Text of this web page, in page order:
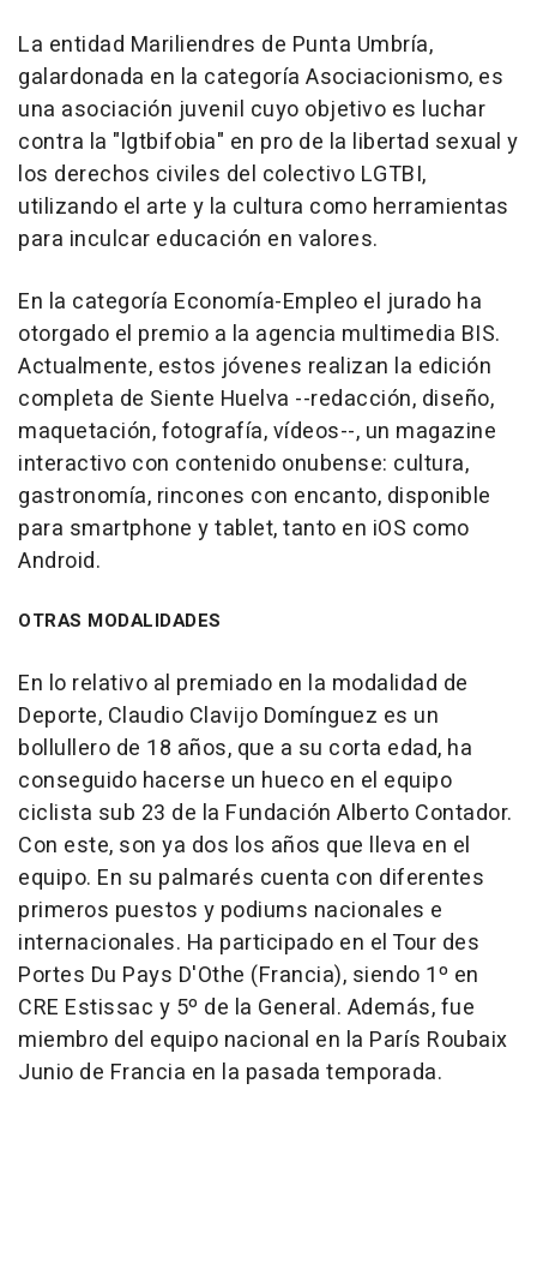
La entidad Mariliendres de Punta Umbría,
galardonada en la categoría Asociacionismo, es
una asociación juvenil cuyo objetivo es luchar
contra la "lgtbifobia" en pro de la libertad sexual y
los derechos civiles del colectivo LGTBI,
utilizando el arte y la cultura como herramientas
para inculcar educación en valores.
En la categoría Economía-Empleo el jurado ha
otorgado el premio a la agencia multimedia BIS.
Actualmente, estos jóvenes realizan la edición
completa de Siente Huelva --redacción, diseño,
maquetación, fotografía, vídeos--, un magazine
interactivo con contenido onubense: cultura,
gastronomía, rincones con encanto, disponible
para smartphone y tablet, tanto en iOS como
Android.
OTRAS MODALIDADES
En lo relativo al premiado en la modalidad de
Deporte, Claudio Clavijo Domínguez es un
bollullero de 18 años, que a su corta edad, ha
conseguido hacerse un hueco en el equipo
ciclista sub 23 de la Fundación Alberto Contador.
Con este, son ya dos los años que lleva en el
equipo. En su palmarés cuenta con diferentes
primeros puestos y podiums nacionales e
internacionales. Ha participado en el Tour des
Portes Du Pays D'Othe (Francia), siendo 1º en
CRE Estissac y 5º de la General. Además, fue
miembro del equipo nacional en la París Roubaix
Junio de Francia en la pasada temporada.